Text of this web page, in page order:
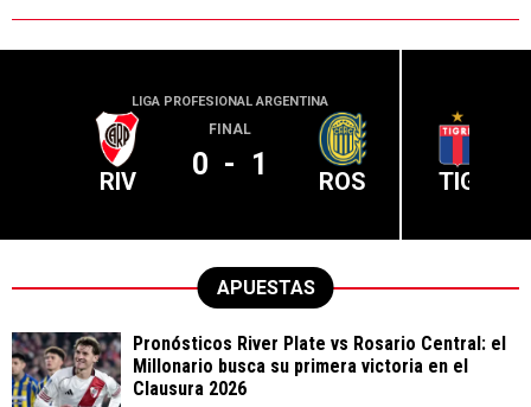
LIGA PROFESIONAL ARGENTINA
RIV
FINAL
0 - 1 ROS TIG
APUESTAS
Pronósticos River Plate vs Rosario Central: el
Millonario busca su primera victoria en el
Clausura 2026